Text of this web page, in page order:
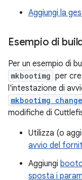
Aggiungi la
Esempio di
Per un esempio di
mkbootimg per
l'intestazione di
mkbootimg
modifiche di
Utilizza (o
avvio del
Aggiungi
sposta i